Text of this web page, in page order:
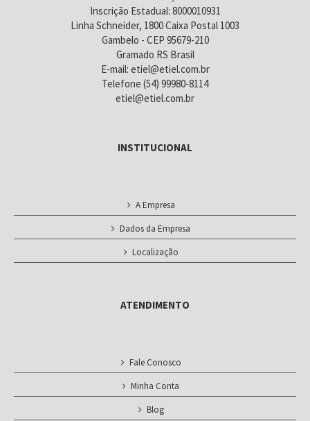
Inscrição Estadual: 8000010931
Linha Schneider, 1800 Caixa Postal 1003
Gambelo - CEP 95679-210
Gramado RS Brasil
E-mail: etiel@etiel.com.br
Telefone (54) 99980-8114
etiel@etiel.com.br
INSTITUCIONAL
A Empresa
Dados da Empresa
Localização
ATENDIMENTO
Fale Conosco
Minha Conta
Blog